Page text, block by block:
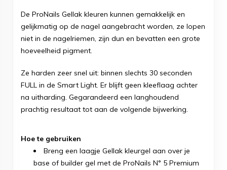
De ProNails Gellak kleuren kunnen gemakkelijk en
gelijkmatig op de nagel aangebracht worden, ze lopen
niet in de nagelriemen, zijn dun en bevatten een grote
hoeveelheid pigment.
Ze harden zeer snel uit: binnen slechts 30 seconden
FULL in de Smart Light. Er blijft geen kleeflaag achter
na uitharding. Gegarandeerd een langhoudend
prachtig resultaat tot aan de volgende bijwerking.
Hoe te gebruiken
Breng een laagje Gellak kleurgel aan over je
base of builder gel met de ProNails N° 5 Premium